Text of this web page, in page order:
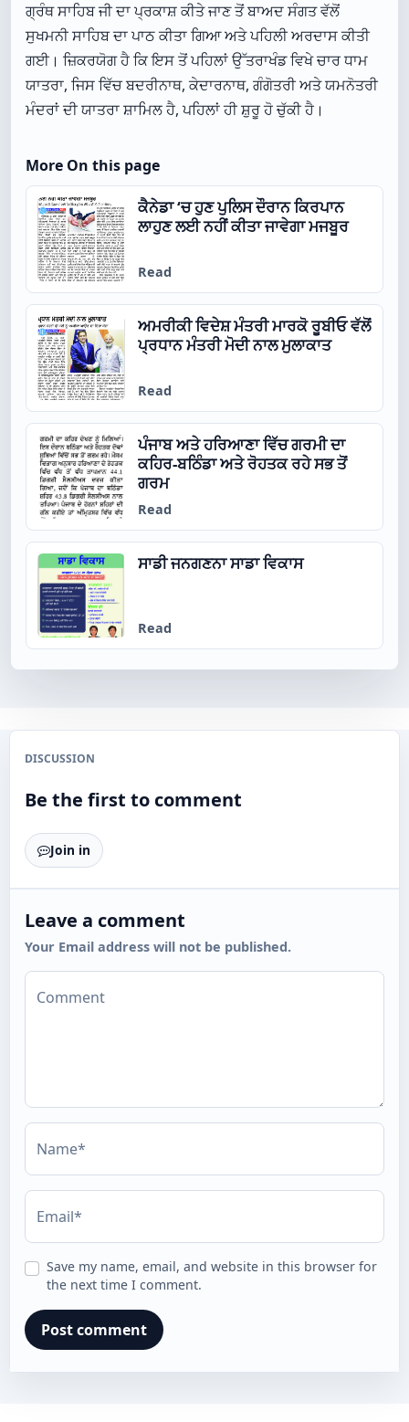
ਗ੍ਰੰਥ ਸਾਹਿਬ ਜੀ ਦਾ ਪ੍ਰਕਾਸ਼ ਕੀਤੇ ਜਾਣ ਤੋਂ ਬਾਅਦ ਸੰਗਤ ਵੱਲੋਂ
ਸੁਖਮਨੀ ਸਾਹਿਬ ਦਾ ਪਾਠ ਕੀਤਾ ਗਿਆ ਅਤੇ ਪਹਿਲੀ ਅਰਦਾਸ ਕੀਤੀ
ਗਈ। ਜ਼ਿਕਰਯੋਗ ਹੈ ਕਿ ਇਸ ਤੋਂ ਪਹਿਲਾਂ ਉੱਤਰਾਖੰਡ ਵਿਖੇ ਚਾਰ ਧਾਮ
ਯਾਤਰਾ, ਜਿਸ ਵਿੱਚ ਬਦਰੀਨਾਥ, ਕੇਦਾਰਨਾਥ, ਗੰਗੋਤਰੀ ਅਤੇ ਯਮਨੋਤਰੀ
ਮੰਦਰਾਂ ਦੀ ਯਾਤਰਾ ਸ਼ਾਮਿਲ ਹੈ, ਪਹਿਲਾਂ ਹੀ ਸ਼ੁਰੂ ਹੋ ਚੁੱਕੀ ਹੈ।
More On this page
ਕੈਨੇਡਾ ‘ਚ ਹੁਣ ਪੁਲਿਸ ਦੌਰਾਨ ਕਿਰਪਾਨ
ਲਾਹੁਣ ਲਈ ਨਹੀਂ ਕੀਤਾ ਜਾਵੇਗਾ ਮਜਬੂਰ
Read
ਅਮਰੀਕੀ ਵਿਦੇਸ਼ ਮੰਤਰੀ ਮਾਰਕੋ ਰੂਬੀਓ ਵੱਲੋਂ
ਪ੍ਰਧਾਨ ਮੰਤਰੀ ਮੋਦੀ ਨਾਲ ਮੁਲਾਕਾਤ
Read
ਪੰਜਾਬ ਅਤੇ ਹਰਿਆਣਾ ਵਿੱਚ ਗਰਮੀ ਦਾ
ਕਹਿਰ-ਬਠਿੰਡਾ ਅਤੇ ਰੋਹਤਕ ਰਹੇ ਸਭ ਤੋਂ
ਗਰਮ
Read
ਸਾਡੀ ਜਨਗਣਨਾ ਸਾਡਾ ਵਿਕਾਸ
Read
DISCUSSION
Be the first to comment
Join in
Leave a comment
Your Email address will not be published.
Comment
Name*
Email*
Save my name, email, and website in this browser for
the next time I comment.